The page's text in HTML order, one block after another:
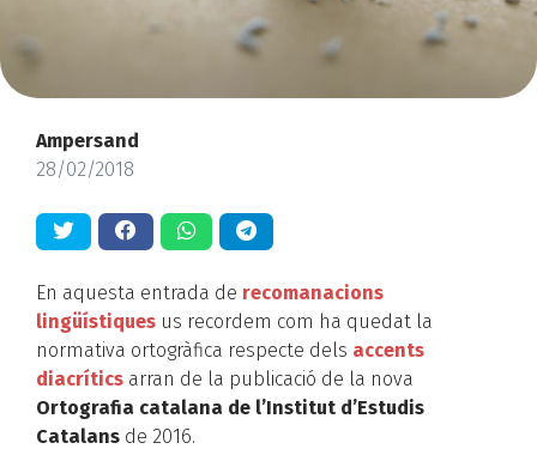
Ampersand
28/02/2018
En aquesta entrada de recomanacions
lingüístiques us recordem com ha quedat la
normativa ortogràfica respecte dels accents
diacrítics arran de la publicació de la nova
Ortografia catalana de l’Institut d’Estudis
Catalans de 2016.